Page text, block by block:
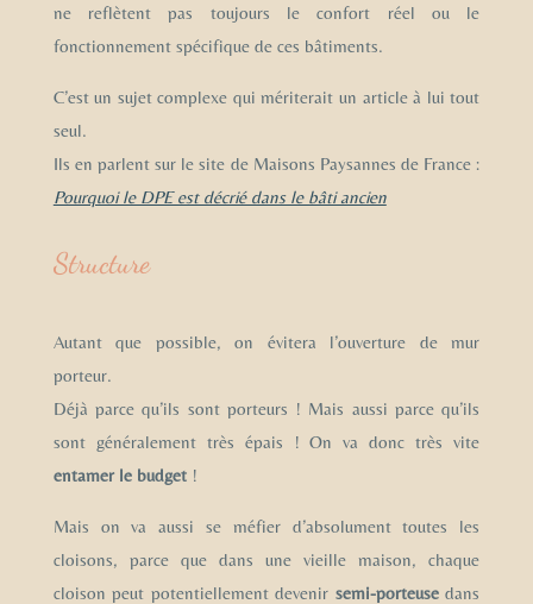
ne reflètent pas toujours le confort réel ou le
fonctionnement spécifique de ces bâtiments.
C’est un sujet complexe qui mériterait un article à lui tout
seul.
Ils en parlent sur le site de Maisons Paysannes de France :
Pourquoi le DPE est décrié dans le bâti ancien
Structure
Autant que possible, on évitera l’ouverture de mur
porteur.
Déjà parce qu’ils sont porteurs ! Mais aussi parce qu’ils
sont généralement très épais ! On va donc très vite
entamer le budget!
Mais on va aussi se méfier d’absolument toutes les
cloisons, parce que dans une vieille maison, chaque
cloison peut potentiellement devenir semi-porteusedans